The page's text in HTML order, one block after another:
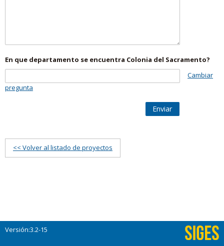
En que departamento se encuentra Colonia del Sacramento?
Cambiar
pregunta
Enviar
<< Volver al listado de proyectos
Versión:3.2-15